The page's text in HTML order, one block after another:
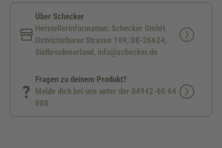
Über Schecker
Herstellerinformation: Schecker GmbH,
Ostvictorburer Strasse 109, DE-26624,
Südbrookmerland, info@schecker.de
Fragen zu deinem Produkt?
Melde dich bei uns unter der 04942-60 64
080